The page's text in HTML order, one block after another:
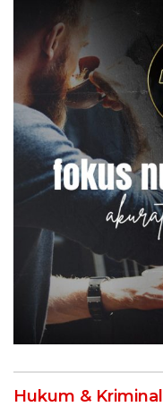
Hukum & Kriminal